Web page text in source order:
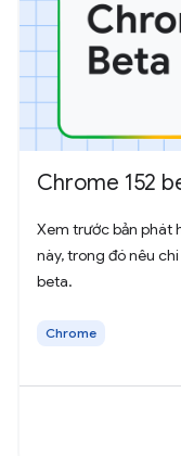
Chrome 152
Xem trước bản phát
này, trong đó nêu
beta.
Chrome